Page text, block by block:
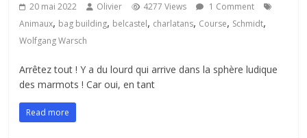
20 mai 2022 Olivier 4277 Views
1 Comment
Animaux, bag building, belcastel, charlatans, Course, Schmidt,
Wolfgang Warsch
Arrêtez tout ! Y a du lourd qui arrive dans la sphère ludique
des marmots ! Car oui, en tant
Read more